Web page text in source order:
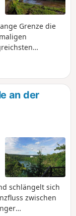
Grenze die
Hirschberg und
und
ein Stück des
damaligen
dem alten
an der
schlängelt sich
zwischen